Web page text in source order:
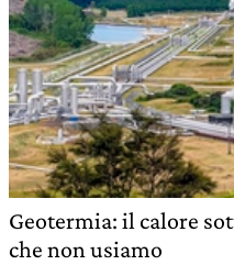
Geotermia: il calore
che non usiamo